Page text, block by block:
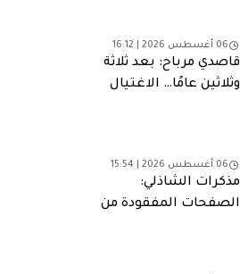
06 أغسطس 2026 | 16:12
قاصدي مرباح: بعد ثلاثة
وثلاثين عامًا… الاغتيال
06 أغسطس 2026 | 15:54
مذكرات الشاذلي:
الصفحات المفقودة من